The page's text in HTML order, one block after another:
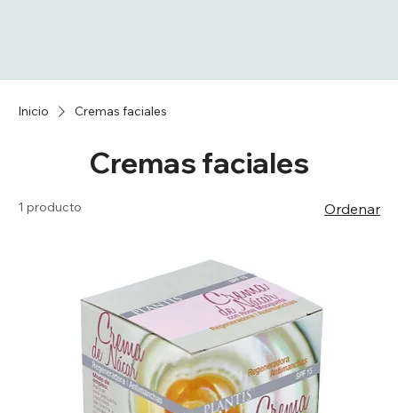
Inicio Cremas faciales
Cremas faciales
1 producto Ordenar